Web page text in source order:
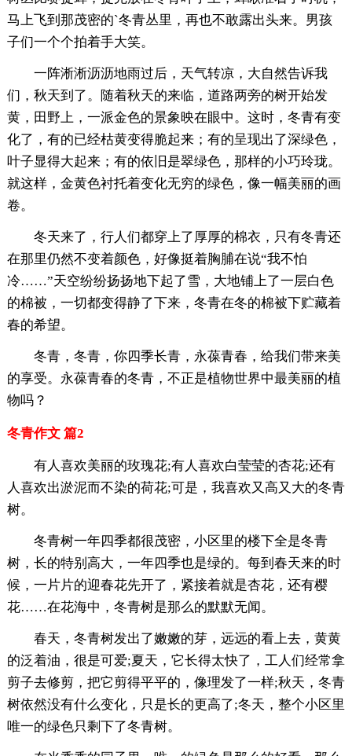
马上飞到那茂密的`冬青丛里，再也不敢露出头来。男孩
子们一个个拍着手大笑。
一阵淅淅沥沥地雨过后，天气转凉，大自然告诉我
们，秋天到了。随着秋天的来临，道路两旁的树开始发
黄，田野上，一派金色的景象映在眼中。这时，冬青有变
化了，有的已经枯黄变得脆起来；有的呈现出了深绿色，
叶子显得大起来；有的依旧是翠绿色，那样的小巧玲珑。
就这样，金黄色衬托着变化无穷的绿色，像一幅美丽的画
卷。
冬天来了，行人们都穿上了厚厚的棉衣，只有冬青还
在那里仍然不变着颜色，好像挺着胸脯在说“我不怕
冷……”天空纷纷扬扬地下起了雪，大地铺上了一层白色
的棉被，一切都变得静了下来，冬青在冬的棉被下贮藏着
春的希望。
冬青，冬青，你四季长青，永葆青春，给我们带来美
的享受。永葆青春的冬青，不正是植物世界中最美丽的植
物吗？
冬青作文 篇2
有人喜欢美丽的玫瑰花;有人喜欢白莹莹的杏花;还有
人喜欢出淤泥而不染的荷花;可是，我喜欢又高又大的冬青
树。
冬青树一年四季都很茂密，小区里的楼下全是冬青
树，长的特别高大，一年四季也是绿的。每到春天来的时
候，一片片的迎春花先开了，紧接着就是杏花，还有樱
花……在花海中，冬青树是那么的默默无闻。
春天，冬青树发出了嫩嫩的芽，远远的看上去，黄黄
的泛着油，很是可爱;夏天，它长得太快了，工人们经常拿
剪子去修剪，把它剪得平平的，像理发了一样;秋天，冬青
树依然没有什么变化，只是长的更高了;冬天，整个小区里
唯一的绿色只剩下了冬青树。